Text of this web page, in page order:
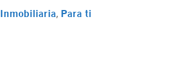
Inmobiliaria, Para ti